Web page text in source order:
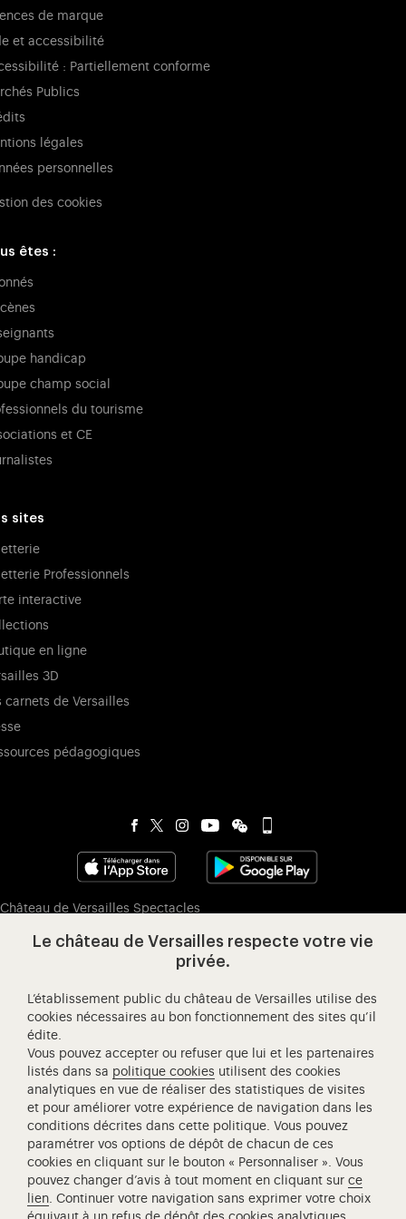
de marque
et accessibilité
: Partiellement conforme
Publics
légales
personnelles
des cookies
êtes :
handicap
champ social
du tourisme
et CE
sites
Professionnels
interactive
en ligne
3D
carnets de Versailles
pédagogiques
Visitez notre Facebook (ouverture
Visitez notre X (ouverture dans un
Visitez notre Instagram
Visitez notre YouTube
Visitez notre WeChat
Visitez notre page
Château de Versailles Spectacles
L'Opéra royal de Versailles
Centre de recherche du château de Versailles
Réseau des Résidences Royales Européenne
Société des Amis de Versailles
Académie équestre nationale du domaine de Versailles
Campus Versailles
Le château de Versailles respecte votre vie
privée.
L’établissement public du château de Versailles utilise des
cookies nécessaires au bon fonctionnement des sites qu’il
édite.
Vous pouvez accepter ou refuser que lui et les partenaires
listés dans sa politique cookies utilisent des cookies
analytiques en vue de réaliser des statistiques de visites
et pour améliorer votre expérience de navigation dans les
conditions décrites dans cette politique. Vous pouvez
paramétrer vos options de dépôt de chacun de ces
cookies en cliquant sur le bouton « Personnaliser ». Vous
pouvez changer d’avis à tout moment en cliquant surce
lien. Continuer votre navigation sans exprimer votre choix